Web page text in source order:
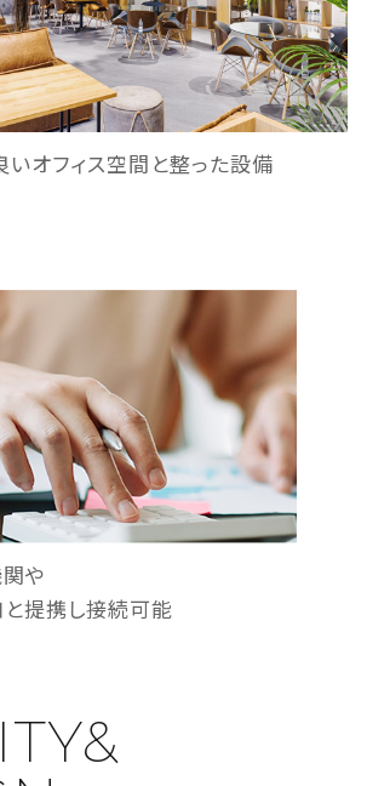
オフィス空間と整った設備
や
提携し接続可能